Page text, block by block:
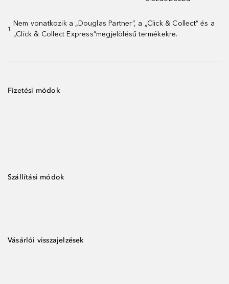
1
Nem vonatkozik a „Douglas Partner”, a „Click & Collect” és a
„Click & Collect Express”megjelölésű termékekre.
Fizetési módok
Szállítási módok
Vásárlói visszajelzések